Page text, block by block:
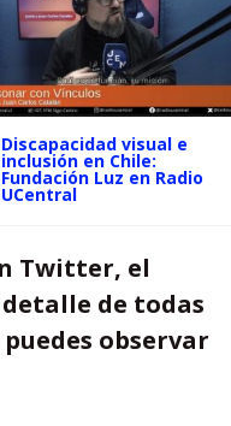
Discapacidad visual e
inclusión en Chile:
Fundación Luz en Radio
UCentral
Twitter, el
de todas
observar